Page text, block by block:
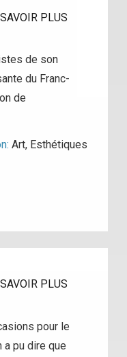
PLUS
de son
du Franc-
de
Art, Esthétiques
PLUS
pour le
pu dire que